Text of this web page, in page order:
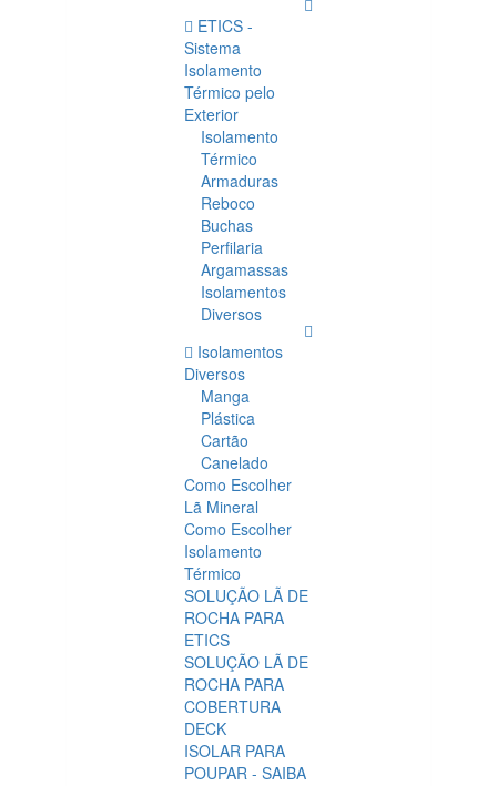
ETICS -
Sistema
Isolamento
Térmico pelo
Exterior
Isolamento
Térmico
Armaduras
Reboco
Buchas
Perfilaria
Argamassas
Isolamentos
Diversos
Isolamentos
Diversos
Manga
Plástica
Cartão
Canelado
Como Escolher
Lã Mineral
Como Escolher
Isolamento
Térmico
SOLUÇÃO LÃ DE
ROCHA PARA
ETICS
SOLUÇÃO LÃ DE
ROCHA PARA
COBERTURA
DECK
ISOLAR PARA
POUPAR - SAIBA